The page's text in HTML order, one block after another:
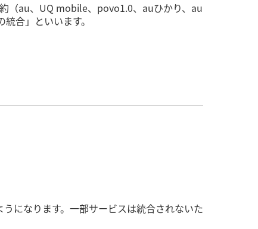
（au、UQ mobile、povo1.0、auひかり、au
合」といいます。
になります。一部サービスは統合されないた